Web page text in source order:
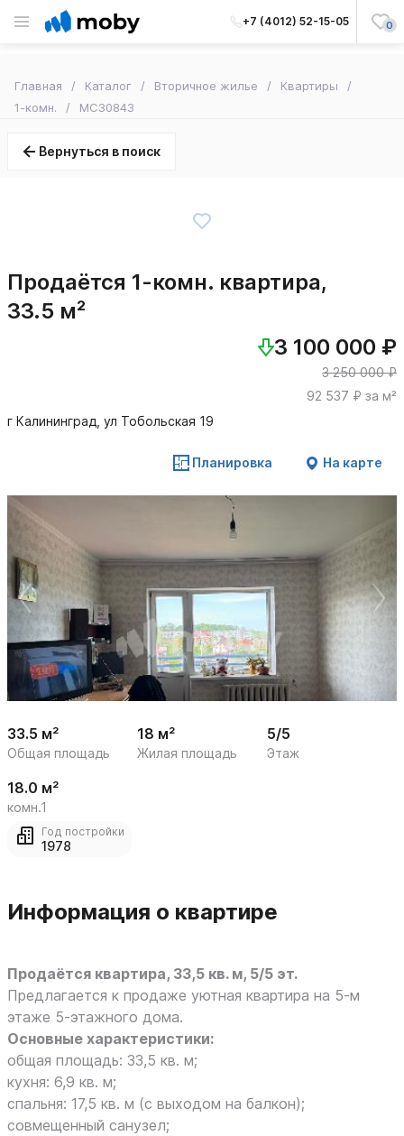
+7 (4012) 52-15-05 0
Главная Каталог Вторичное жилье
Квартиры
1-комн.
MC30843
Вернуться в поиск
Продаётся 1-комн. квартира,
33.5 м²
3 100 000 ₽
3 250 000 ₽
92 537 ₽ за м²
г Калининград, ул Тобольская 19
Планировка На карте
1 14
33.5 м²
Общая площадь
18 м²
Жилая площадь
5/5
Этаж
18.0 м²
комн.1
Год постройки
1978
Информация о квартире
Продаётся квартира, 33,5 кв. м, 5/5 эт.
Предлагается к продаже уютная квартира на 5‑м
этаже 5‑этажного дома.
Основные характеристики:
общая площадь: 33,5 кв. м;
кухня: 6,9 кв. м;
спальня: 17,5 кв. м (с выходом на балкон);
совмещенный санузел;